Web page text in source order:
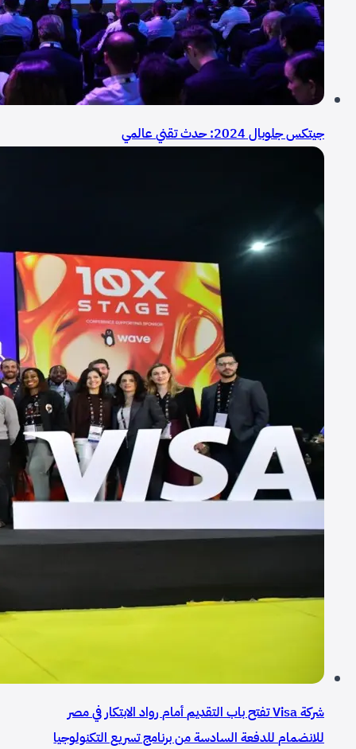
جيتكس جلوبال 2024: حدث تقني عالمي
شركة Visa تفتح باب التقديم أمام رواد الابتكار في مصر
للانضمام للدفعة السادسة من برنامج تسريع التكنولوجيا